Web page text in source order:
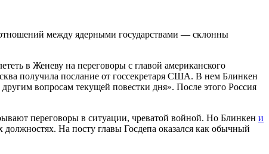
между ядерными государствами — склонны
в Женеву на переговоры с главой американского
получила послание от госсекретаря США. В нем Блинкен
вопросам текущей повестки дня». После этого Россия
переговоры в ситуации, чреватой войной. Но Блинкен и
На посту главы Госдепа оказался как обычный